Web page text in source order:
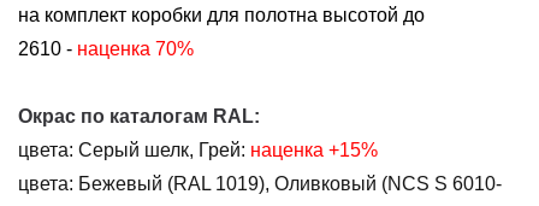
на комплект коробки для полотна высотой до
2610 - наценка 70%
Окрас по каталогам RAL:
цвета: Серый шелк, Грей: наценка +15%
цвета: Бежевый (RAL 1019), Оливковый (NCS S 6010-